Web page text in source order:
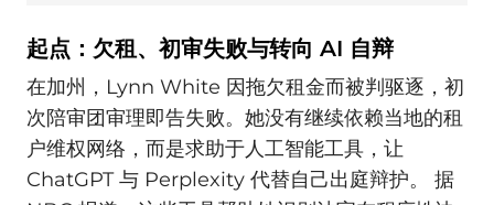
起点：欠租、初审失败与转向 AI 自辩
在加州，Lynn White 因拖欠租金而被判驱逐，初
次陪审团审理即告失败。她没有继续依赖当地的租
户维权网络，而是求助于人工智能工具，让
ChatGPT 与 Perplexity 代替自己出庭辩护。 据